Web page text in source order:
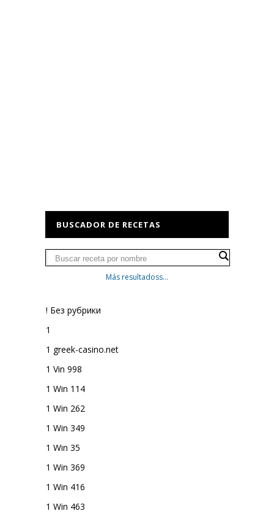
BUSCADOR DE RECETAS
Más resultadoss...
! Без рубрики
1
1 greek-casino.net
1 Vin 998
1 Win 114
1 Win 262
1 Win 349
1 Win 35
1 Win 369
1 Win 416
1 Win 463